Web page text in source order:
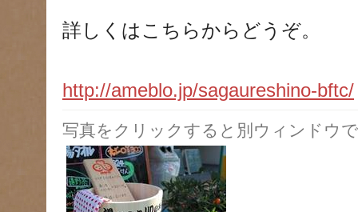
詳しくはこちらからどうぞ。
http://ameblo.jp/sagaureshino-bftc/
写真をクリックすると別ウィンドウ